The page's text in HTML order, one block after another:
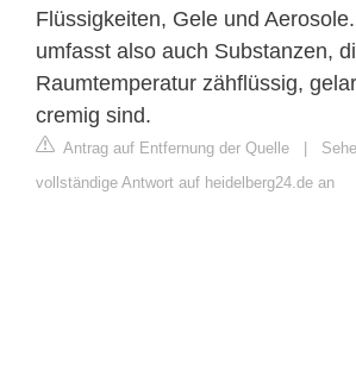
Flüssigkeiten, Gele und
umfasst also auch Substanzen,
Raumtemperatur zähflüssig,
cremig sind.
Antrag auf Entfernung der Quelle |
vollständige Antwort auf heidelberg24.de an